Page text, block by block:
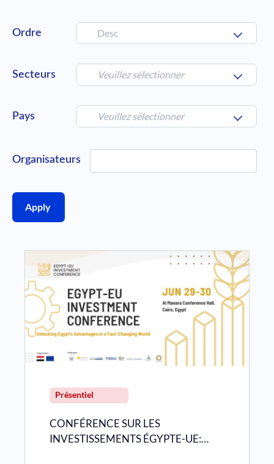
Organisateurs
Pays Veuillez sélectionner
Secteurs Veuillez sélectionner
Ordre Desc
Présentiel
CONFÉRENCE SUR LES
INVESTISSEMENTS ÉGYPTE-UE:…